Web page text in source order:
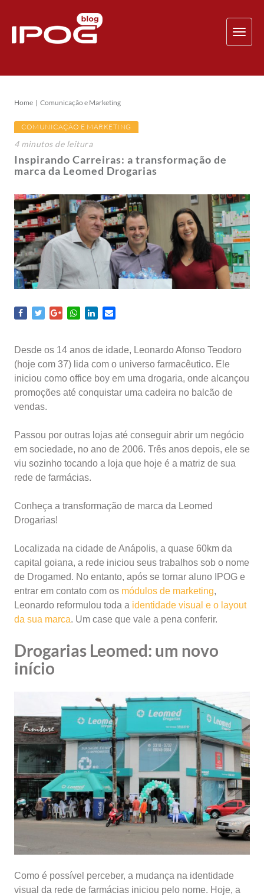
Home Comunicação e Marketing
COMUNICAÇÃO E MARKETING
4 minutosde leitura
Inspirando Carreiras: a transformação de
marca da Leomed Drogarias
Desde os 14 anos de idade, Leonardo Afonso Teodoro
(hoje com 37) lida com o universo farmacêutico. Ele
iniciou como office boy em uma drogaria, onde alcançou
promoções até conquistar uma cadeira no balcão de
vendas.
Passou por outras lojas até conseguir abrir um negócio
em sociedade, no ano de 2006. Três anos depois, ele se
viu sozinho tocando a loja que hoje é a matriz de sua
rede de farmácias.
Conheça a transformação de marca da Leomed
Drogarias!
Localizada na cidade de Anápolis, a quase 60km da
capital goiana, a rede iniciou seus trabalhos sob o nome
de Drogamed. No entanto, após se tornar aluno IPOG e
entrar em contato com os módulos de marketing,
Leonardo reformulou toda a identidade visual e o layout
da sua marca. Um case que vale a pena conferir.
Drogarias Leomed: um novo
início
Como é possível perceber, a mudança na identidade
visual da rede de farmácias iniciou pelo nome. Hoje, a